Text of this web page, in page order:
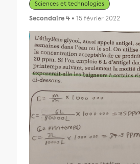
Sciences et technologies
Secondaire 4 • 15 février 2022